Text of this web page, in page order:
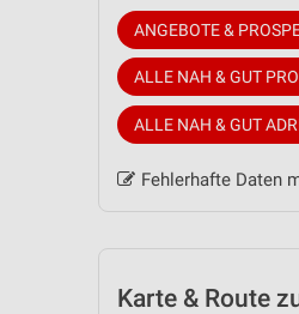
ANGEBOTE &
ALLE NAH & GUT
ALLE NAH & GUT
Fehlerhafte Daten
Karte & Route